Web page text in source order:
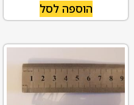
הוספה לסל